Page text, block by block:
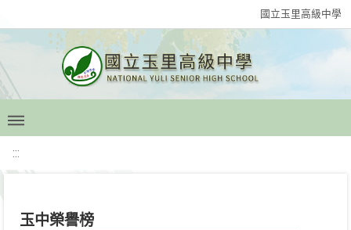
國立玉里高級中學
:::
玉中榮譽榜